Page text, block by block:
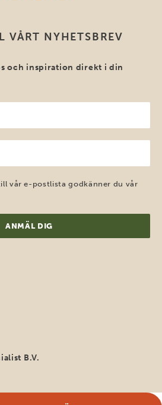
VÅRT NYHETSBREV
och inspiration direkt i din
vår e-postlista godkänner du vår
B.V.